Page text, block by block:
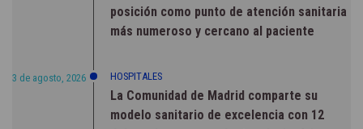
posición como punto de atención sanitaria
más numeroso y cercano al paciente
3 de agosto, 2026 HOSPITALES
La Comunidad de Madrid comparte su
modelo sanitario de excelencia con 12